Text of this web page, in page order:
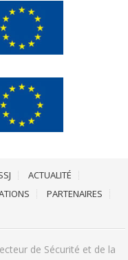
ACTUALITÉ
PARTENAIRES
de Sécurité et de la